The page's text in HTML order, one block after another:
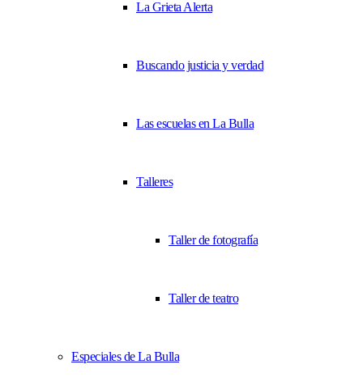
La Grieta Alerta
Buscando justicia y verdad
Las escuelas en La Bulla
Talleres
Taller de fotografía
Taller de teatro
Especiales de La Bulla